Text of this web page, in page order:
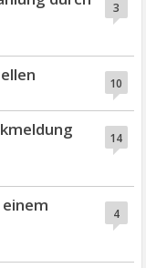
3
10
14
4